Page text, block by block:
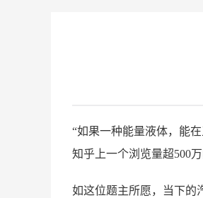
“如果一种能量液体，能
知乎上一个浏览量超500
如这位题主所愿，当下的